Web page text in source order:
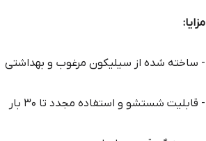
مزایا:
- ساخته شده از سیلیکون مرغوب و بهداشتی
- قابلیت شستشو و استفاده مجدد تا 30 بار